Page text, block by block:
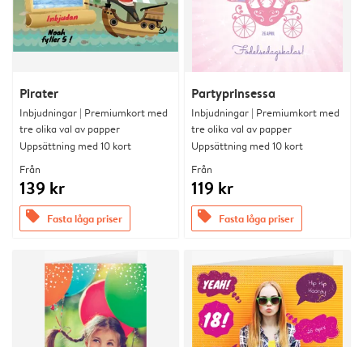
Pirater
Inbjudningar | Premiumkort med
tre olika val av papper
Uppsättning med 10 kort
Från
139 kr
offers Fasta låga priser
Partyprinsessa
Inbjudningar | Premiumkort med
tre olika val av papper
Uppsättning med 10 kort
Från
119 kr
offers Fasta låga priser